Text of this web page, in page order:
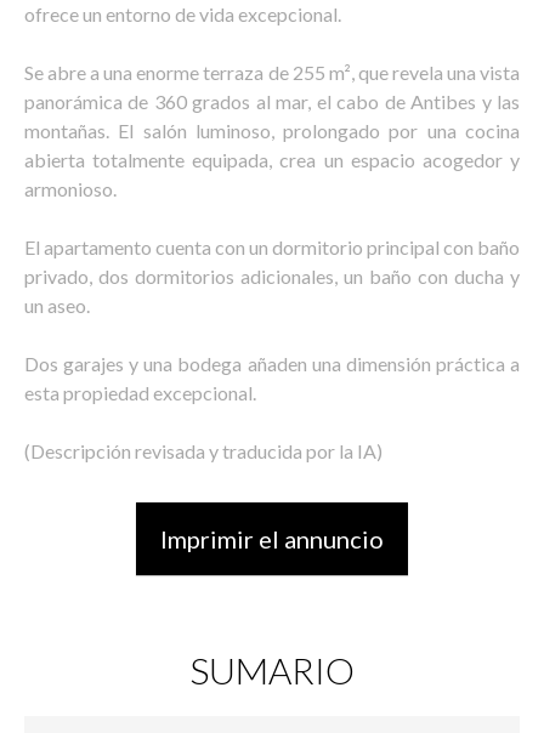
ofrece un entorno de vida excepcional.
Se abre a una enorme terraza de 255 m², que revela una vista
panorámica de 360 grados al mar, el cabo de Antibes y las
montañas. El salón luminoso, prolongado por una cocina
abierta totalmente equipada, crea un espacio acogedor y
armonioso.
El apartamento cuenta con un dormitorio principal con baño
privado, dos dormitorios adicionales, un baño con ducha y
un aseo.
Dos garajes y una bodega añaden una dimensión práctica a
esta propiedad excepcional.
(Descripción revisada y traducida por la IA)
Imprimir el annuncio
SUMARIO